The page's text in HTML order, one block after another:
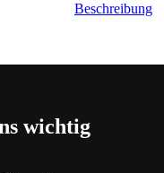
Beschreibung
wichtig